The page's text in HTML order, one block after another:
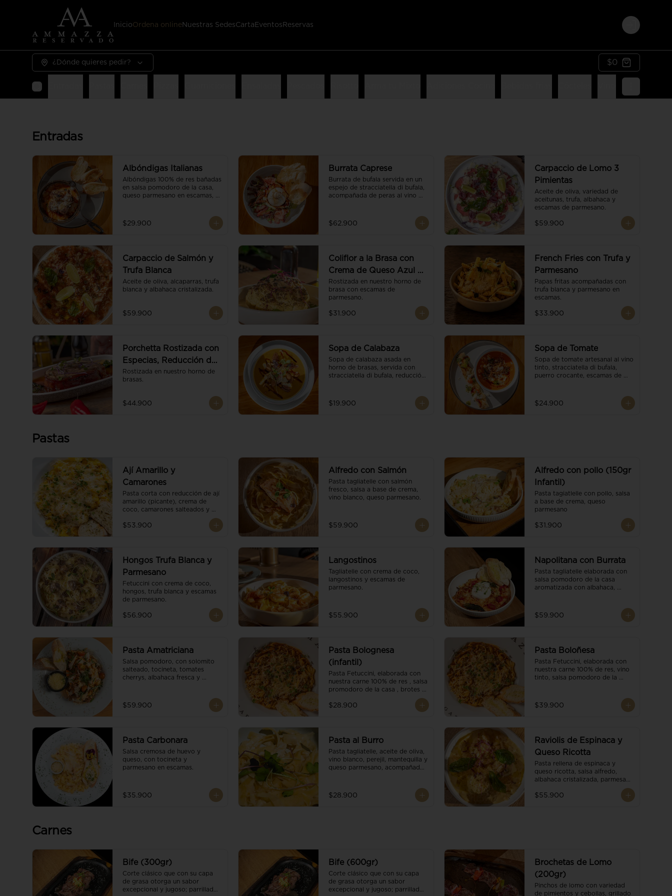
InicioOrdena online Nuestras SedesCarta Eventos Reservas
Login
¿Dónde quieres pedir? $0
Entradas
Albóndigas Italianas
Albóndigas 100% de res bañadas
en salsa pomodoro de la casa,
queso parmesano en escamas,
$29.900
Burrata Caprese
Burrata de bufala servida en un
espejo de stracciatella di bufala,
acompañada de peras al vino
salsa pesto y reducción de
balsámico.
$62.900
Carpaccio de Lomo 3
Pimientas
Aceite de oliva, variedad de
aceitunas, trufa, albahaca y
escamas de parmesano.
$59.900
Carpaccio de Salmón y
Trufa Blanca
Aceite de oliva, alcaparras, trufa
blanca y albahaca cristalizada.
$59.900
Coliflor a la Brasa con
Crema de Queso Azul y
Vino
Rostizada en nuestro horno de
brasa con escamas de
parmesano.
$31.900
French Fries con Trufa y
Parmesano
Papas fritas acompañadas con
trufa blanca y parmesano en
escamas.
$33.900
Porchetta Rostizada con
Especias, Reducción de
Panela y Vino
Rostizada en nuestro horno de
brasas.
$44.900
Sopa de Calabaza
Sopa de calabaza asada en
horno de brasas, servida con
stracciatella di bufala, reducción
$19.900
Sopa de Tomate
Sopa de tomate artesanal al vino
tinto, stracciatella di bufala,
puerro crocante, escamas de
pesto. Acompañado de un
tostón de pan focaccia.
$24.900
Pastas
Ají Amarillo y
Camarones
Pasta corta con reducción de ají
amarillo (picante), crema de
coco, camarones salteados y
$53.900
Alfredo con Salmón
Pasta tagliatelle con salmón
fresco, salsa a base de crema,
vino blanco, queso parmesano.
$59.900
Alfredo con pollo (150gr
Infantil)
Pasta tagiatlelle con pollo, salsa
a base de crema, queso
parmesano
$31.900
Hongos Trufa Blanca y
Parmesano
Fetuccini con crema de coco,
hongos, trufa blanca y escamas
de parmesano.
$56.900
Langostinos
Tagliatelle con crema de coco,
langostinos y escamas de
parmesano.
$55.900
Napolitana con Burrata
Pasta tagliatelle elaborada con
salsa pomodoro de la casa
aromatizada con albahaca,
$59.900
Pasta Amatriciana
Salsa pomodoro, con solomito
salteado, tocineta, tomates
cherrys, albahaca fresca y
$59.900
Pasta Bolognesa
(infantil)
Pasta Fetuccini, elaborada con
nuestra carne 100% de res , salsa
promodoro de la casa , brotes
parmesano.
$28.900
Pasta Boloñesa
Pasta Fetuccini, elaborada con
nuestra carne 100% de res, vino
tinto, salsa pomodoro de la
$39.900
Pasta Carbonara
Salsa cremosa de huevo y
queso, con tocineta y
parmesano en escamas.
$35.900
Pasta al Burro
Pasta tagliatelle, aceite de oliva,
vino blanco, perejil, mantequilla y
queso parmesano, acompañado
$28.900
Raviolis de Espinaca y
Queso Ricotta
Pasta rellena de espinaca y
queso ricotta, salsa alfredo,
albahaca cristalizada, parmesano
$55.900
Carnes
Bife (300gr)
Corte clásico que con su capa
de grasa otorga un sabor
excepcional y jugoso; parrillado
Bife (600gr)
Corte clásico que con su capa
de grasa otorga un sabor
excepcional y jugoso; parrillado
Brochetas de Lomo
(200gr)
Pinchos de lomo con variedad
de pimientos y cebollas, grillado